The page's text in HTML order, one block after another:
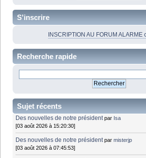
S'inscrire
INSCRIPTION AU FORUM ALARME
Recherche rapide
Sujet récents
Des nouvelles de notre président par Isa
[03 août 2026 à 15:20:30]
Des nouvelles de notre président parmisterjp
[03 août 2026 à 07:45:53]